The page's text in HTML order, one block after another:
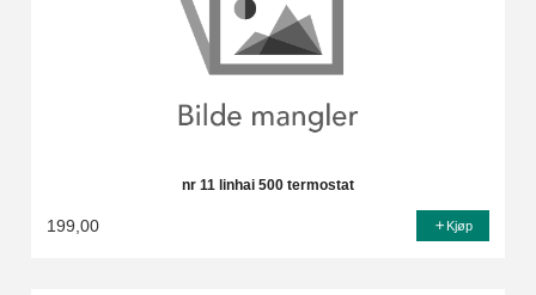
nr 11 linhai 500 termostat
199,00 Kjøp